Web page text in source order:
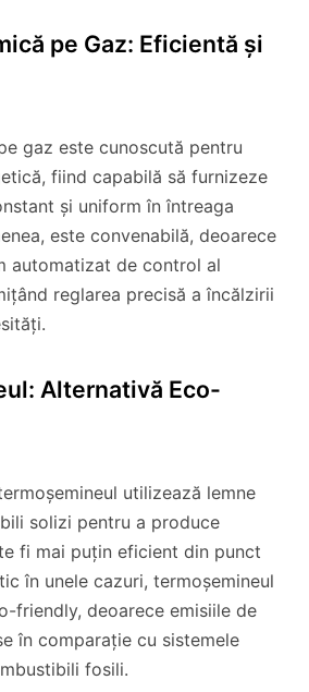
pe Gaz: Eficientă și
gaz este cunoscută pentru
fiind capabilă să furnizeze
și uniform în întreaga
este convenabilă, deoarece
automatizat de control al
reglarea precisă a încălzirii
Alternativă Eco-
utilizează lemne
solizi pentru a produce
fi mai puțin eficient din punct
în unele cazuri, termoșemineul
friendly, deoarece emisiile de
în comparație cu sistemele
fosili.